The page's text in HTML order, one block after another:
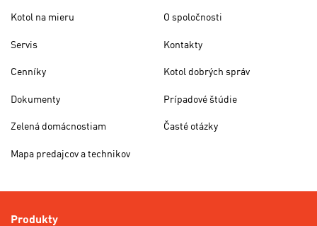
Kotol na mieru
Servis
Cenníky
Dokumenty
Zelená domácnostiam
Mapa predajcov a technikov
O spoločnosti
Kontakty
Kotol dobrých správ
Prípadové štúdie
Časté otázky
Produkty